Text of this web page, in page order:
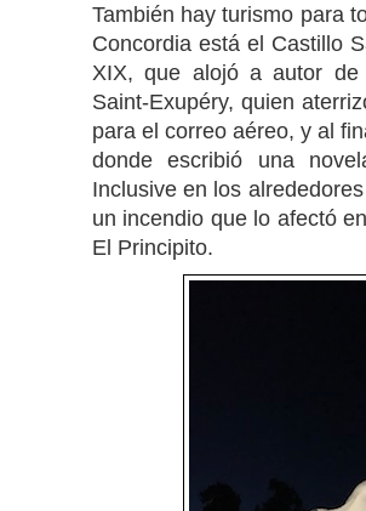
También hay turismo para
Concordia está el Castillo
XIX, que alojó a autor
Saint-Exupéry, quien
para el correo aéreo, y al
donde escribió una
Inclusive en los
un incendio que lo afectó
El Principito.